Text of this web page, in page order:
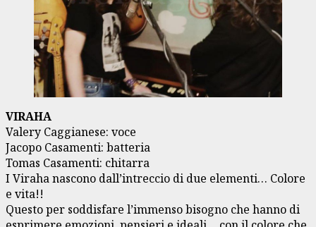
VIRAHA
Valery Caggianese: voce
Jacopo Casamenti: batteria
Tomas Casamenti: chitarra
I Viraha nascono dall’intreccio di due elementi… Colore
e vita!!
Questo per soddisfare l’immenso bisogno che hanno di